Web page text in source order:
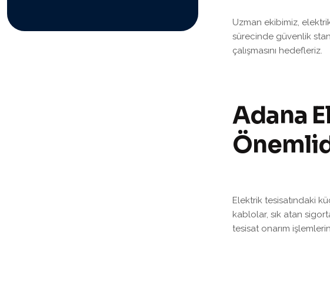
Uzman ekibimiz,
sürecinde güvenlik
çalışmasını hedefleriz.
Adana
Elektrik tesisatındaki
kablolar, sık atan
tesisat onarım